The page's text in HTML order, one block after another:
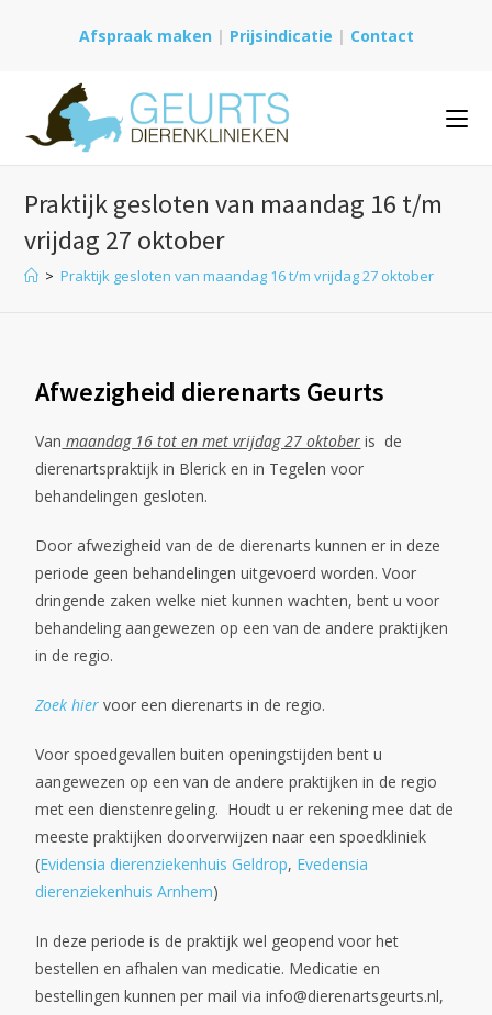
Afspraak maken | Prijsindicatie | Contact
Praktijk gesloten van maandag 16 t/m
vrijdag 27 oktober
> Praktijk gesloten van maandag 16 t/m vrijdag 27 oktober
Afwezigheid dierenarts Geurts
Van maandag 16 tot en met vrijdag 27 oktober is de
dierenartspraktijk in Blerick en in Tegelen voor
behandelingen gesloten.
Door afwezigheid van de de dierenarts kunnen er in deze
periode geen behandelingen uitgevoerd worden. Voor
dringende zaken welke niet kunnen wachten, bent u voor
behandeling aangewezen op een van de andere praktijken
in de regio.
Zoek hier voor een dierenarts in de regio.
Voor spoedgevallen buiten openingstijden bent u
aangewezen op een van de andere praktijken in de regio
met een dienstenregeling. Houdt u er rekening mee dat de
meeste praktijken doorverwijzen naar een spoedkliniek
(Evidensia dierenziekenhuis Geldrop, Evedensia
dierenziekenhuis Arnhem)
In deze periode is de praktijk wel geopend voor het
bestellen en afhalen van medicatie. Medicatie en
bestellingen kunnen per mail via info@dierenartsgeurts.nl,